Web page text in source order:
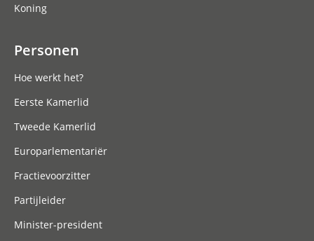
Koning
Personen
Hoe werkt het?
Eerste Kamerlid
Tweede Kamerlid
Europarlementariër
Fractievoorzitter
Partijleider
Minister-president